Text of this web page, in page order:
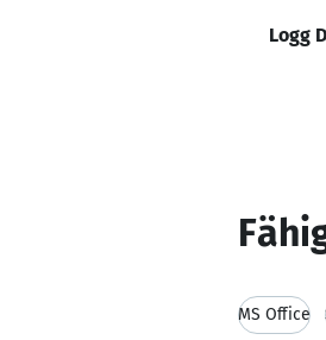
Logg
MS Office